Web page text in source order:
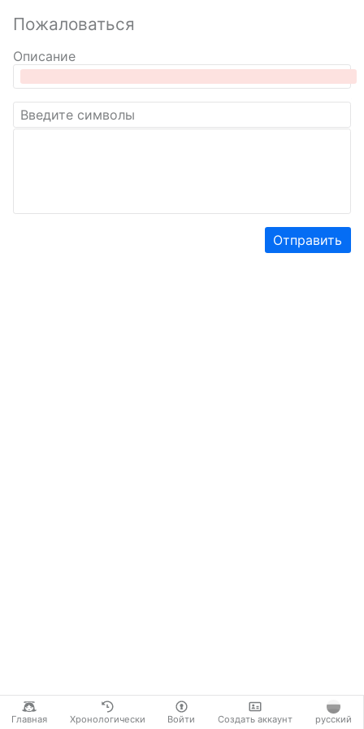
Главная Хронологически Войти Создать аккаунт русский
Пожаловаться
Описание
Отправить